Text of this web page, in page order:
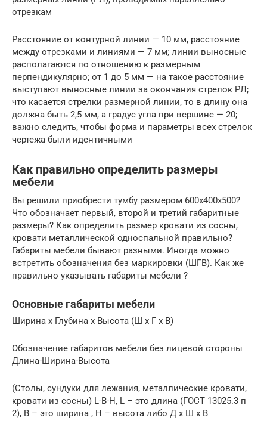
отрезкам
Расстояние от контурной линии — 10 мм, расстояние
между отрезками и линиями — 7 мм; линии выносные
располагаются по отношению к размерным
перпендикулярно; от 1 до 5 мм — на такое расстояние
выступают выносные линии за окончания стрелок РЛ;
что касается стрелки размерной линии, то в длину она
должна быть 2,5 мм, а градус угла при вершине — 20;
важно следить, чтобы форма и параметры всех стрелок
чертежа были идентичными
Как правильно определить размеры
мебели
Вы решили приобрести тумбу размером 600х400х500?
Что обозначает первый, второй и третий габаритные
размеры? Как определить размер кровати из сосны,
кровати металлической односпальной правильно?
Габариты мебели бывают разными. Иногда можно
встретить обозначения без маркировки (ШГВ). Как же
правильно указывать габариты мебели ?
Основные габариты мебели
Ширина х Глубина х Высота (Ш х Г х В)
Обозначение габаритов мебели без лицевой стороны
Длина-Ширина-Высота
(Столы, сундуки для лежания, металлические кровати,
кровати из сосны) L-B-H, L – это длина (ГОСТ 13025.3 п
2), В – это ширина , Н – высота либо Д х Ш х В